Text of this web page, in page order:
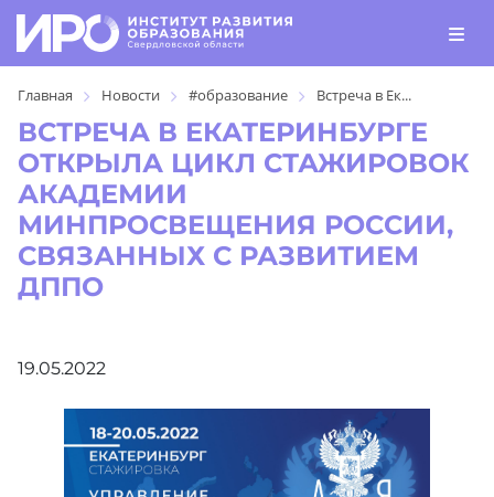
Главная Новости #образование Встреча в Ек...
ВСТРЕЧА В ЕКАТЕРИНБУРГЕ
ОТКРЫЛА ЦИКЛ СТАЖИРОВОК
АКАДЕМИИ
МИНПРОСВЕЩЕНИЯ РОССИИ,
СВЯЗАННЫХ С РАЗВИТИЕМ
ДППО
19.05.2022